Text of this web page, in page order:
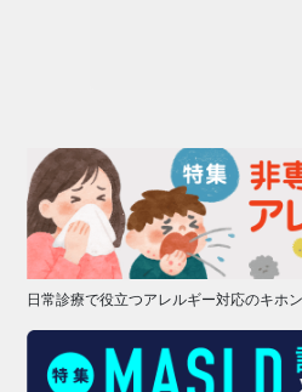
日常診療で役立つアレルギー対応のキホン